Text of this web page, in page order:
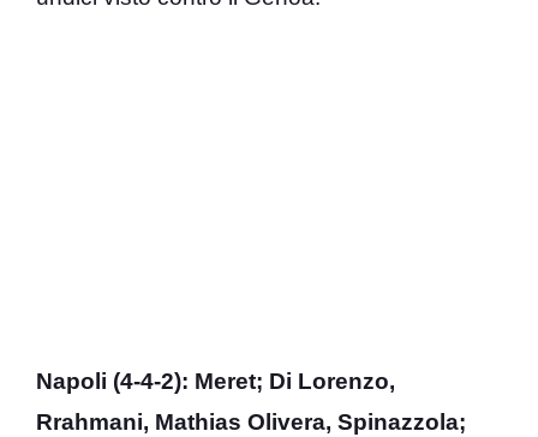
Napoli (4-4-2): Meret; Di Lorenzo,
Rrahmani, Mathias Olivera, Spinazzola;